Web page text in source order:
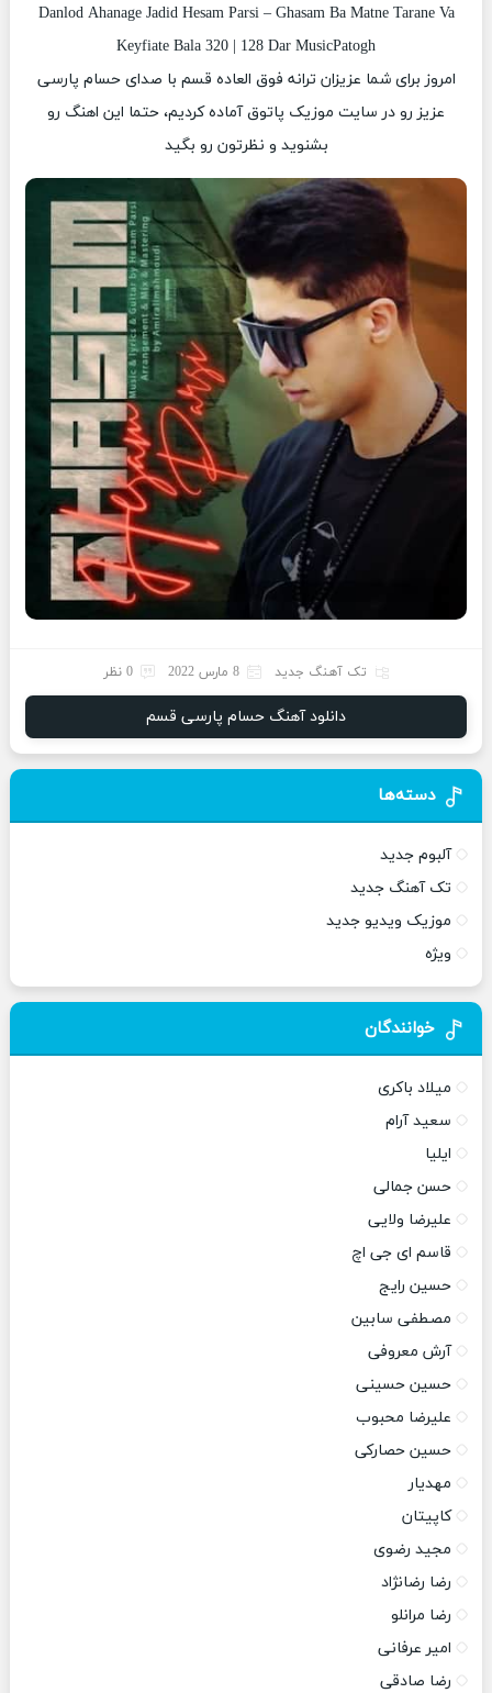
Danlod Ahanage Jadid Hesam Parsi – Ghasam Ba Matne Tarane Va
Keyfiate Bala 320 | 128 Dar MusicPatogh
امروز برای شما عزیزان ترانه فوق العاده قسم با صدای حسام پارسی
عزیز رو در سایت موزیک پاتوق آماده کردیم، حتما این اهنگ رو
بشنوید و نظرتون رو بگید
تک آهنگ جدید 8 مارس 2022 0 نظر
دانلود آهنگ حسام پارسی قسم
دسته‌ها
آلبوم جدید
تک آهنگ جدید
موزیک ویدیو جدید
ویژه
خوانندگان
میلاد باکری
سعید آرام
ایلیا
حسن جمالی
علیرضا ولایی
قاسم ای جی اچ
حسین رایج
مصطفی سابین
آرش معروفی
حسین حسینی
علیرضا محبوب
حسین حصارکی
مهدیار
کاپیتان
مجید رضوی
رضا رضانژاد
رضا مرانلو
امیر عرفانی
رضا صادقی